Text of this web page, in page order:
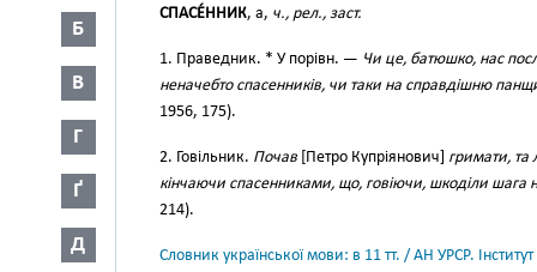
Б
В
Г
Ґ
Д
СПАСЕ́ННИК, а, ч., рел., заст.
1. Праведник. * У порівн. — Чи це, батюшко, нас
неначебто спасенників, чи таки на справдішню
1956, 175).
2. Говільник. Почав [Петро Купріянович] гримати, та
кінчаючи спасенниками, що, говіючи, шкоділи шага
214).
Словник української мови: в 11 тт. / АН УРСР.